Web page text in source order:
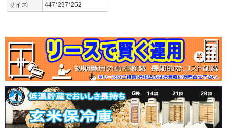
サイズ
447*297*252